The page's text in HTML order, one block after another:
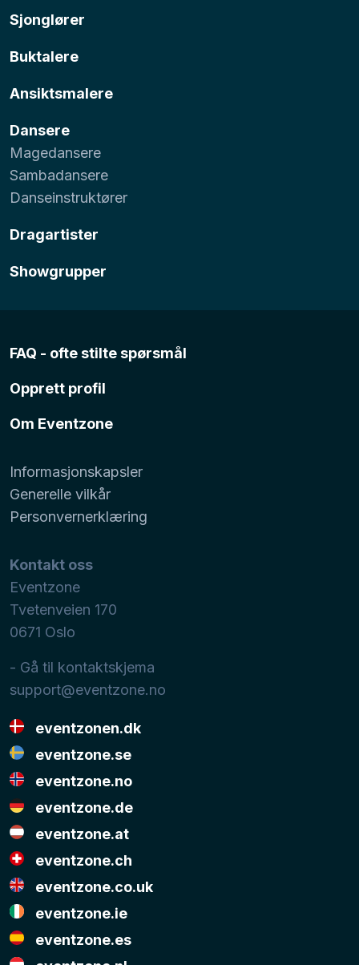
Sjonglører
Buktalere
Ansiktsmalere
Dansere
Magedansere
Sambadansere
Danseinstruktører
Dragartister
Showgrupper
FAQ - ofte stilte spørsmål
Opprett profil
Om Eventzone
Informasjonskapsler
Generelle vilkår
Personvernerklæring
Kontakt oss
Eventzone
Tvetenveien 170
0671 Oslo
- Gå til kontaktskjema
support@eventzone.no
eventzonen.dk
eventzone.se
eventzone.no
eventzone.de
eventzone.at
eventzone.ch
eventzone.co.uk
eventzone.ie
eventzone.es